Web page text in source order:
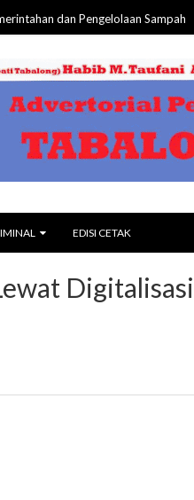
dan Pengelolaan Sampah 06
EDISI CETAK